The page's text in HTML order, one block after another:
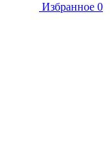
Избранное 0